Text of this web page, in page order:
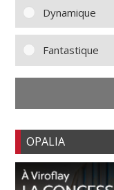
Dynamique
Fantastique
OPALIA